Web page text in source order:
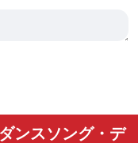
ンスソング・デ